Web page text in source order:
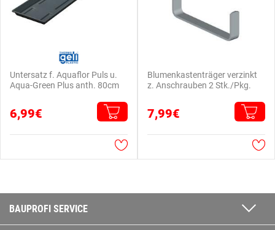
Untersatz f. Aquaflor Puls u.
Aqua-Green Plus anth. 80cm
6,99€
Blumenkastenträger verzinkt
z. Anschrauben 2 Stk./Pkg.
7,99€
BAUPROFI SERVICE